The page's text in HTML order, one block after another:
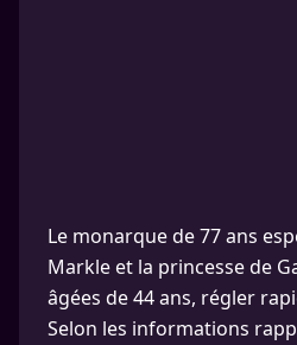
Le monarque de 77 ans
Markle et la princesse de
âgées de 44 ans, régler
Selon les informations